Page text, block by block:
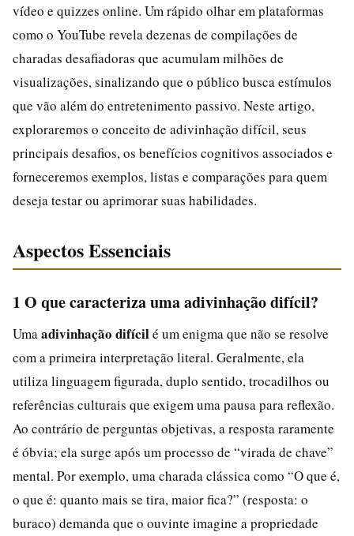
vídeo e quizzes online. Um rápido olhar em plataformas
como o YouTube revela dezenas de compilações de
charadas desafiadoras que acumulam milhões de
visualizações, sinalizando que o público busca estímulos
que vão além do entretenimento passivo. Neste artigo,
exploraremos o conceito de adivinhação difícil, seus
principais desafios, os benefícios cognitivos associados e
forneceremos exemplos, listas e comparações para quem
deseja testar ou aprimorar suas habilidades.
Aspectos Essenciais
1 O que caracteriza uma adivinhação difícil?
Uma adivinhação difícilé um enigma que não se resolve
com a primeira interpretação literal. Geralmente, ela
utiliza linguagem figurada, duplo sentido, trocadilhos ou
referências culturais que exigem uma pausa para reflexão.
Ao contrário de perguntas objetivas, a resposta raramente
é óbvia; ela surge após um processo de “virada de chave”
mental. Por exemplo, uma charada clássica como “O que é,
o que é: quanto mais se tira, maior fica?” (resposta: o
buraco) demanda que o ouvinte imagine a propriedade